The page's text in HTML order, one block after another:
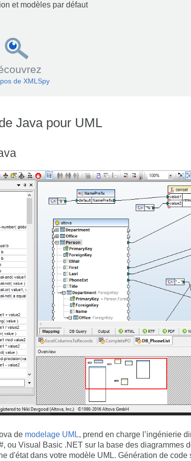
et modèles par défaut
de XMLSpy
Java pour UML
de modelage UML, prend en charge l’ingénierie
ou Visual Basic .NET sur la base des diagrammes
d'état dans votre modèle UML. Génération de code